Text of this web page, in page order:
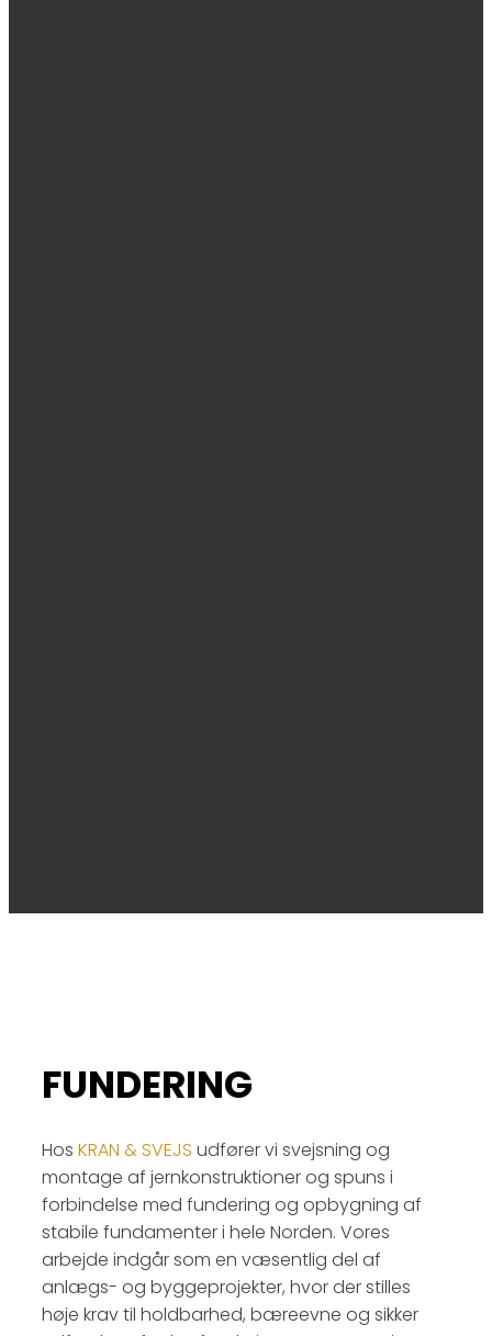
FUNDERING
Hos KRAN & SVEJS udfører vi svejsning og
montage af jernkonstruktioner og spuns i
forbindelse med fundering og opbygning af
stabile fundamenter i hele Norden. Vores
arbejde indgår som en væsentlig del af
anlægs- og byggeprojekter, hvor der stilles
høje krav til holdbarhed, bæreevne og sikker